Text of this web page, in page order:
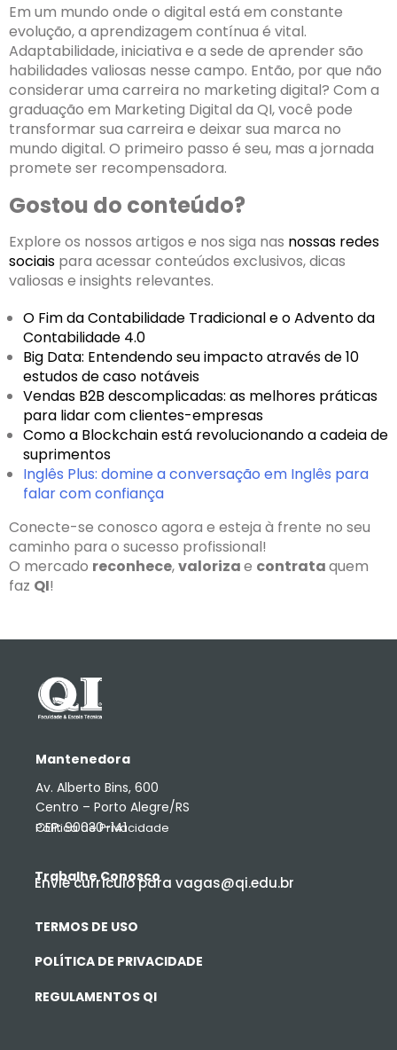
Em um mundo onde o digital está em constante
evolução, a aprendizagem contínua é vital.
Adaptabilidade, iniciativa e a sede de aprender são
habilidades valiosas nesse campo. Então, por que não
considerar uma carreira no marketing digital? Com a
graduação em Marketing Digital da QI, você pode
transformar sua carreira e deixar sua marca no
mundo digital. O primeiro passo é seu, mas a jornada
promete ser recompensadora.
Gostou do conteúdo?
Explore os nossos artigos e nos siga nas nossas redes
sociais para acessar conteúdos exclusivos, dicas
valiosas e insights relevantes.
O Fim da Contabilidade Tradicional e o Advento da
Contabilidade 4.0
Big Data: Entendendo seu impacto através de 10
estudos de caso notáveis
Vendas B2B descomplicadas: as melhores práticas
para lidar com clientes-empresas
Como a Blockchain está revolucionando a cadeia de
suprimentos
Inglês Plus: domine a conversação em Inglês para
falar com confiança
Conecte-se conosco agora e esteja à frente no seu
caminho para o sucesso profissional!
O mercado reconhece,valorizae contrataquem
faz QI!
Mantenedora
Av. Alberto Bins, 600
Centro – Porto Alegre/RS
CEP: 90030-141
Política de Privacidade
Trabalhe Conosco
Envie currículo para vagas@qi.edu.br
TERMOS DE USO
POLÍTICA DE PRIVACIDADE
REGULAMENTOS QI